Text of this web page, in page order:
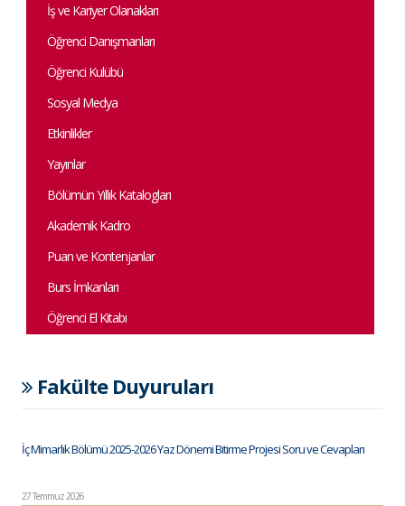
İş ve Kariyer Olanakları
Öğrenci Danışmanları
Öğrenci Kulübü
Sosyal Medya
Etkinlikler
Yayınlar
Bölümün Yıllık Katalogları
Akademik Kadro
Puan ve Kontenjanlar
Burs İmkanları
Öğrenci El Kitabı
Fakülte Duyuruları
İç Mimarlık Bölümü 2025-2026 Yaz Dönemi Bitirme Projesi Soru ve Cevapları
27 Temmuz 2026